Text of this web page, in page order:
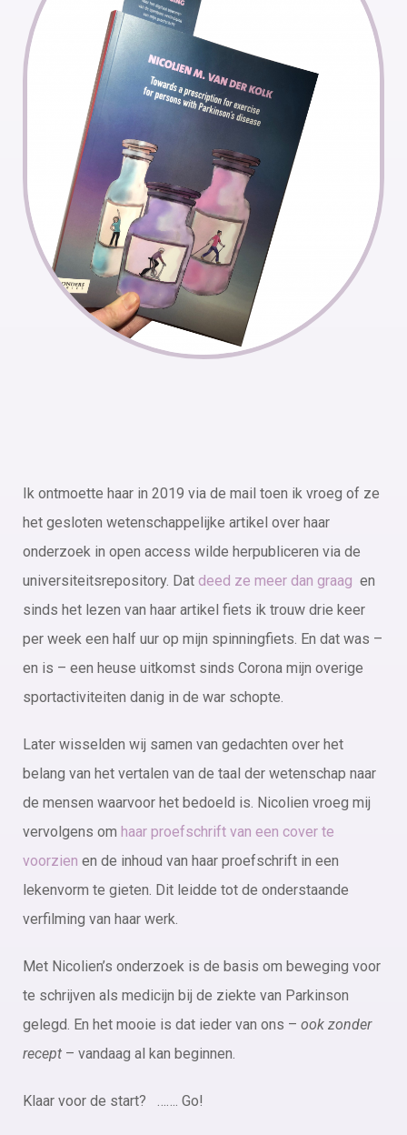
Ik ontmoette haar in 2019 via de mail toen ik vroeg of ze
het gesloten wetenschappelijke artikel over haar
onderzoek in open access wilde herpubliceren via de
universiteitsrepository. Dat deed ze meer dan graag en
sinds het lezen van haar artikel fiets ik trouw drie keer
per week een half uur op mijn spinningfiets. En dat was –
en is – een heuse uitkomst sinds Corona mijn overige
sportactiviteiten danig in de war schopte.
Later wisselden wij samen van gedachten over het
belang van het vertalen van de taal der wetenschap naar
de mensen waarvoor het bedoeld is. Nicolien vroeg mij
vervolgens om haar proefschrift van een cover te
voorzien en de inhoud van haar proefschrift in een
lekenvorm te gieten. Dit leidde tot de onderstaande
verfilming van haar werk.
Met Nicolien’s onderzoek is de basis om beweging voor
te schrijven als medicijn bij de ziekte van Parkinson
gelegd. En het mooie is dat ieder van ons – ook zonder
recept – vandaag al kan beginnen.
Klaar voor de start? ……. Go!